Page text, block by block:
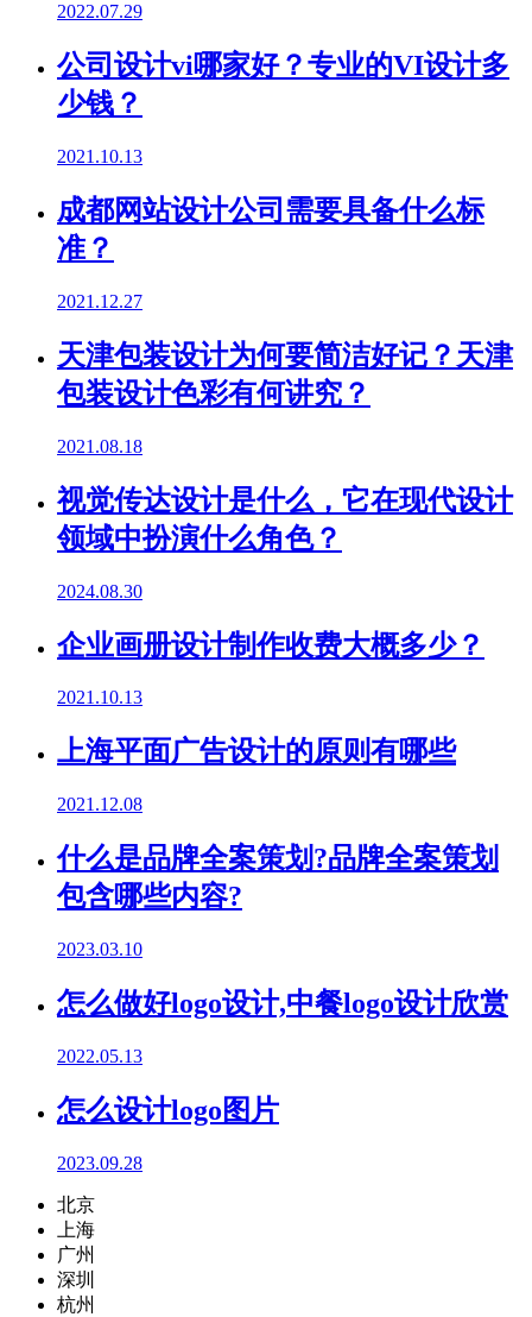
2022.07.29
公司设计vi哪家好？专业的VI设计多
少钱？
2021.10.13
成都网站设计公司需要具备什么标
准？
2021.12.27
天津包装设计为何要简洁好记？天津
包装设计色彩有何讲究？
2021.08.18
视觉传达设计是什么，它在现代设计
领域中扮演什么角色？
2024.08.30
企业画册设计制作收费大概多少？
2021.10.13
上海平面广告设计的原则有哪些
2021.12.08
什么是品牌全案策划?品牌全案策划
包含哪些内容?
2023.03.10
怎么做好logo设计,中餐logo设计欣赏
2022.05.13
怎么设计logo图片
2023.09.28
北京
上海
广州
深圳
杭州